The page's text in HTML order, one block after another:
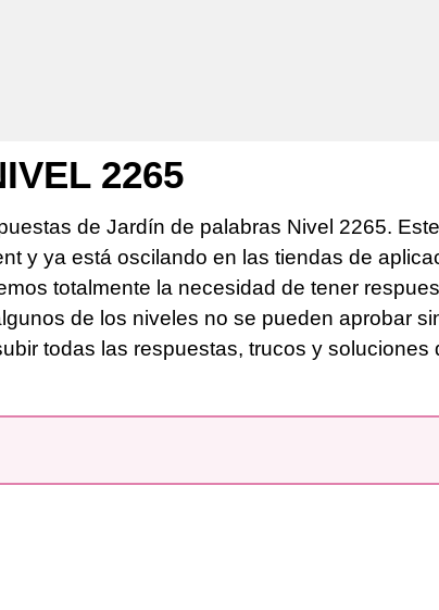
2265
de Jardín de palabras Nivel 2265.
y ya está oscilando en las tiendas de
totalmente la necesidad de tener
de los niveles no se pueden aprobar
todas las respuestas, trucos y soluciones